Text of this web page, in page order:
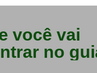
você vai
no